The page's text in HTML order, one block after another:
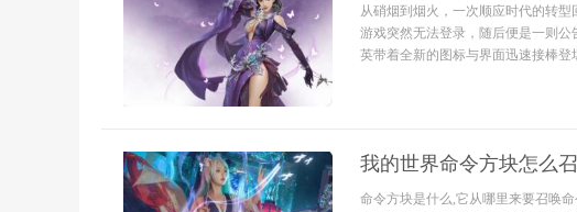
从硝烟到烟火，一次顺应时代的转
游戏突然无法登录，随后便是一则
英带着全新的图标与界面迅速接棒登
我的世界命令方块怎么
命令方块是什么,它从哪里来要召唤